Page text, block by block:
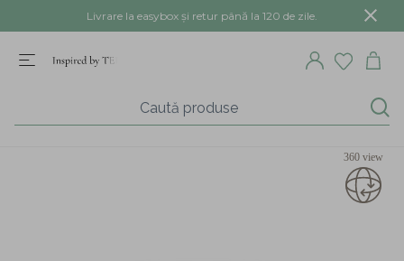
Livrare la easybox și retur până la 120 de zile.
360 view